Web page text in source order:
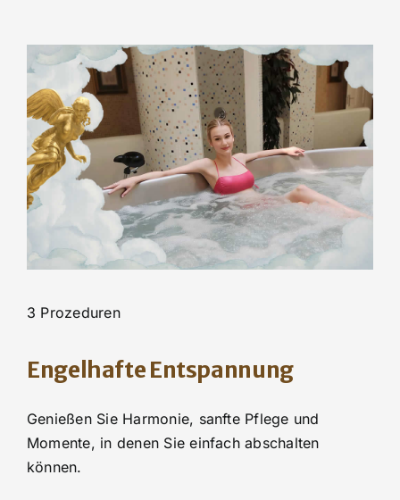
3 Prozeduren
Engelhafte Entspannung
Genießen Sie Harmonie, sanfte Pflege und
Momente, in denen Sie einfach abschalten
können.